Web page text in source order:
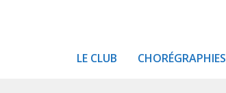
LE CLUB CHORÉGRAPHIES